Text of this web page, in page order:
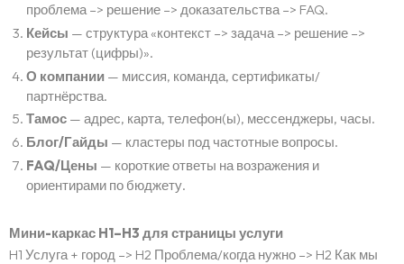
проблема –> решение –> доказательства –> FAQ.
Кейсы — структура «контекст –> задача –> решение –>
результат (цифры)».
О компании— миссия, команда, сертификаты/
партнёрства.
Тамос— адрес, карта, телефон(ы), мессенджеры, часы.
Блог/Гайды — кластеры под частотные вопросы.
FAQ/Цены — короткие ответы на возражения и
ориентирами по бюджету.
Мини-каркас H1–H3 для страницы услуги
H1 Услуга + город –> H2 Проблема/когда нужно –> H2 Как мы